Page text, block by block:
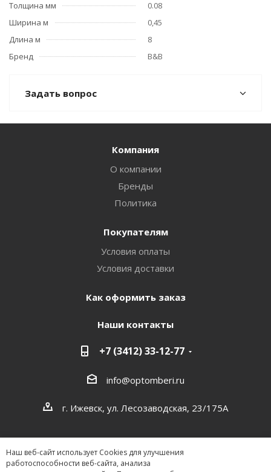
Толщина мм
0.08
Ширина м
0,45
Длина м
8
Бренд
B&B
Задать вопрос
Наш веб-сайт использует Cookies для улучшения
работоспособности веб-сайта, анализа
Компания
О компании
Бренды
Политика
Покупателям
Условия оплаты
Условия доставки
Как оформить заказ
Наши контакты
+7 (3412) 33-12-77
info@optomberi.ru
г. Ижевск, ул. Лесозаводская, 23/175А